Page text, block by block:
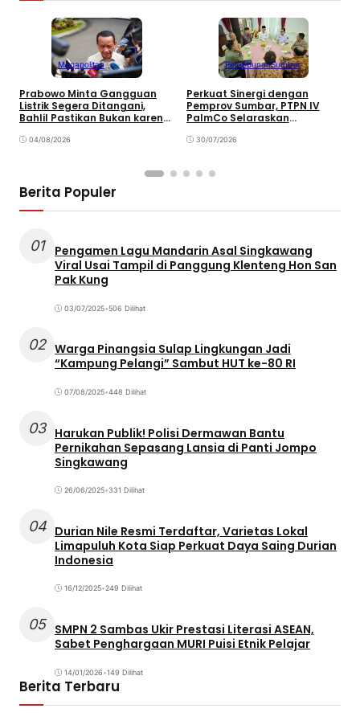
Megapolitan
Prabowo Minta Gangguan
Listrik Segera Ditangani,
Bahlil Pastikan Bukan karena
04/08/2026
PerkebunanSumbar
Perkuat Sinergi dengan
Pemprov Sumbar, PTPN IV
PalmCo Selaraskan
Pembangunan Daerah
30/07/2026
Berita Populer
01
Pengamen Lagu Mandarin Asal Singkawang
Viral Usai Tampil di Panggung Klenteng Hon San
Pak Kung
03/07/2025•506 Dilihat
02 Warga Pinangsia Sulap Lingkungan Jadi
“Kampung Pelangi” Sambut HUT ke-80 RI
07/08/2025•448 Dilihat
03 Harukan Publik! Polisi Dermawan Bantu
Pernikahan Sepasang Lansia di Panti Jompo
Singkawang
26/06/2025•331 Dilihat
04 Durian Nile Resmi Terdaftar, Varietas Lokal
Limapuluh Kota Siap Perkuat Daya Saing Durian
Indonesia
16/12/2025•249 Dilihat
05 SMPN 2 Sambas Ukir Prestasi Literasi ASEAN,
Sabet Penghargaan MURI Puisi Etnik Pelajar
14/01/2026•149 Dilihat
Berita Terbaru